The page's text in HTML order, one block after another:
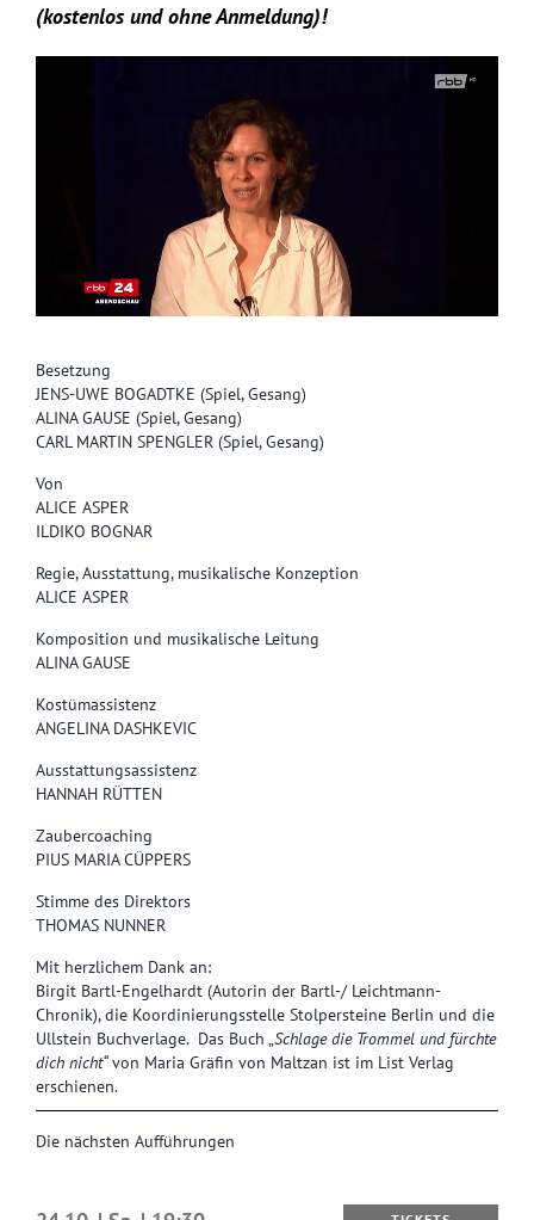
Besetzung
JENS-UWE BOGADTKE (Spiel, Gesang)
ALINA GAUSE (Spiel, Gesang)
CARL MARTIN SPENGLER (Spiel, Gesang)
Von
ALICE ASPER
ILDIKO BOGNAR
Regie, Ausstattung, musikalische Konzeption
ALICE ASPER
Komposition und musikalische Leitung
ALINA GAUSE
Kostümassistenz
ANGELINA DASHKEVIC
Ausstattungsassistenz
HANNAH RÜTTEN
Zaubercoaching
PIUS MARIA CÜPPERS
Stimme des Direktors
THOMAS NUNNER
Mit herzlichem Dank an:
Birgit Bartl-Engelhardt (Autorin der Bartl-/ Leichtmann-
Chronik), die Koordinierungsstelle Stolpersteine Berlin und die
Ullstein Buchverlage. Das Buch „Schlage die Trommel und fürchte
dich nicht“von Maria Gräfin von Maltzan ist im List Verlag
erschienen.
Die nächsten Aufführungen
(kostenlos und ohne Anmeldung)!